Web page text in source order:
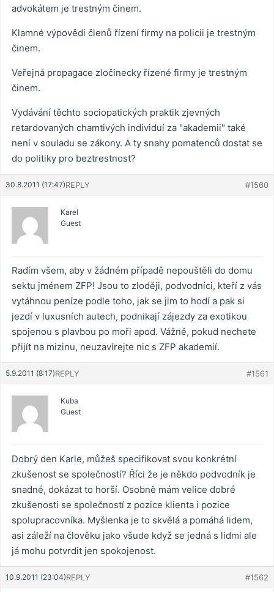
advokátem je trestným činem.
Klamné výpovědi členů řízení firmy na policii je trestným
činem.
Veřejná propagace zločinecky řízené firmy je trestným
činem.
Vydávání těchto sociopatických praktik zjevných
retardovaných chamtivých individuí za "akademii" také
není v souladu se zákony. A ty snahy pomatenců dostat se
do politiky pro beztrestnost?
30.8.2011 (17:47) #1560
REPLY
Karel
Guest
Radím všem, aby v žádném případě nepouštěli do domu
sektu jménem ZFP! Jsou to zloději, podvodníci, kteří z vás
vytáhnou peníze podle toho, jak se jim to hodí a pak si
jezdí v luxusních autech, podnikají zájezdy za exotikou
spojenou s plavbou po moři apod. Vážně, pokud nechete
přijít na mizinu, neuzavírejte nic s ZFP akademií.
5.9.2011 (8:17) #1561
REPLY
Kuba
Guest
Dobrý den Karle, můžeš specifikovat svou konkrétní
zkušenost se společností? Říci že je někdo podvodník je
snadné, dokázat to horší. Osobně mám velice dobré
zkušenosti se společností z pozice klienta i pozice
spolupracovníka. Myšlenka je to skvělá a pomáhá lidem,
asi záleží na člověku jako všude když se jedná s lidmi ale
já mohu potvrdit jen spokojenost.
10.9.2011 (23:04) #1562
REPLY